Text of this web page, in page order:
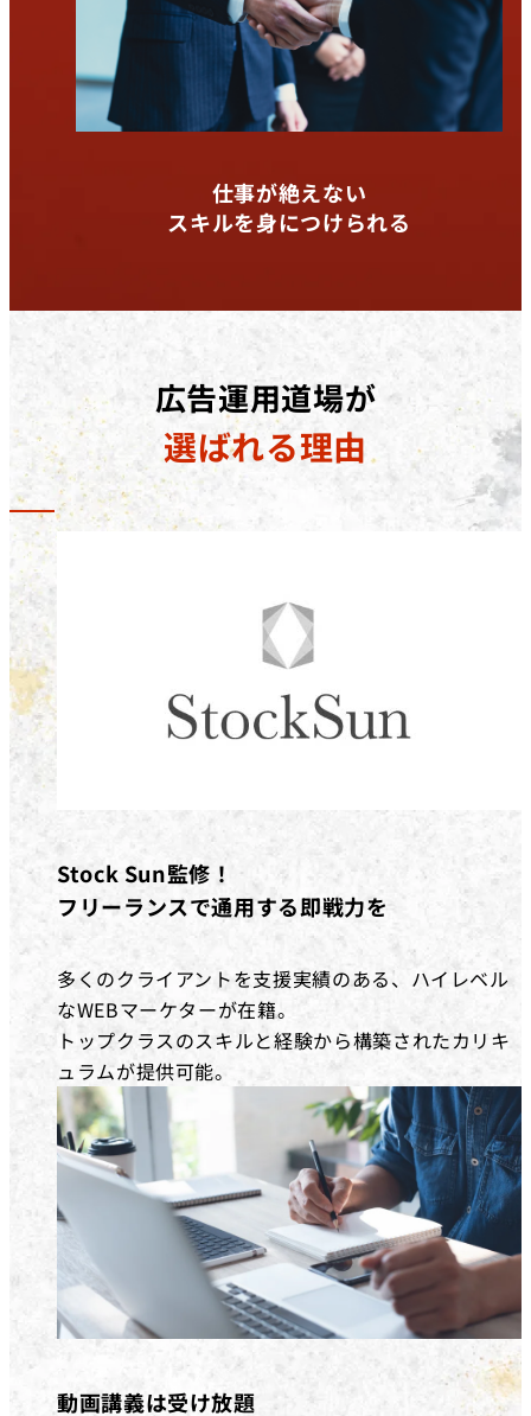
仕事が絶えない
スキルを身につけられる
広告運用道場が
選ばれる理由
Stock Sun監修！
フリーランスで通用する即戦力を
多くのクライアントを支援実績のある、ハイレベル
なWEBマーケターが在籍。
トップクラスのスキルと経験から構築されたカリキ
ュラムが提供可能。
動画講義は受け放題